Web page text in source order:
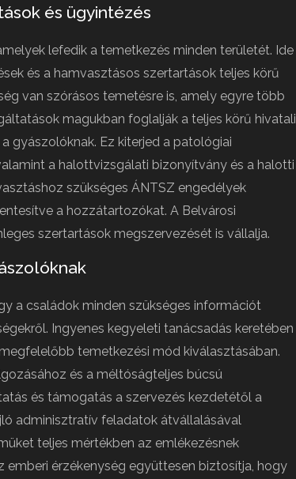
és ügyintézés
lefedik a temetkezés minden területét. Ide
és a hamvasztásos szertartások teljes körű
van szórásos temetésre is, amely egyre több
magukban foglalják a teljes körű hivatali
gyászolóknak. Ez kiterjed a patológiai
a halottvizsgálati bizonyítvány és a halotti
szükséges ÁNTSZ engedélyek
a hozzátartozókat. A Belvárosi
szertartások megszervezését is vállalja.
a családok minden szükséges információt
Ingyenes kegyeleti tanácsadás keretében
temetkezési mód kiválasztásában.
és a méltóságteljes búcsú
és támogatás a szervezés kezdetétől a
adminisztratív feladatok átvállalásával
teljes mértékben az emlékezésnek
emberi érzékenység együttesen biztosítja, hogy